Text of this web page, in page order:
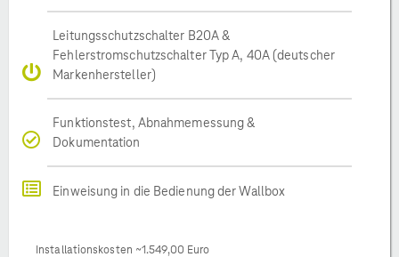
Leitungsschutzschalter B20A &
Fehlerstromschutzschalter Typ A, 40A (deutscher
Markenhersteller)
Funktionstest, Abnahmemessung &
Dokumentation
Einweisung in die Bedienung der Wallbox
Installationskosten ~1.549,00 Euro